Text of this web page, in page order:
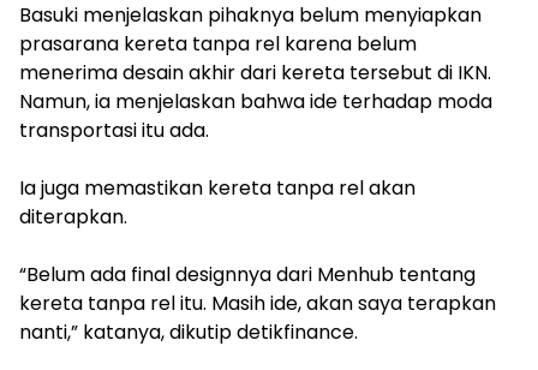
Basuki menjelaskan pihaknya belum menyiapkan
prasarana kereta tanpa rel karena belum
menerima desain akhir dari kereta tersebut di IKN.
Namun, ia menjelaskan bahwa ide terhadap moda
transportasi itu ada.
Ia juga memastikan kereta tanpa rel akan
diterapkan.
“Belum ada final designnya dari Menhub tentang
kereta tanpa rel itu. Masih ide, akan saya terapkan
nanti,” katanya, dikutip detikfinance.